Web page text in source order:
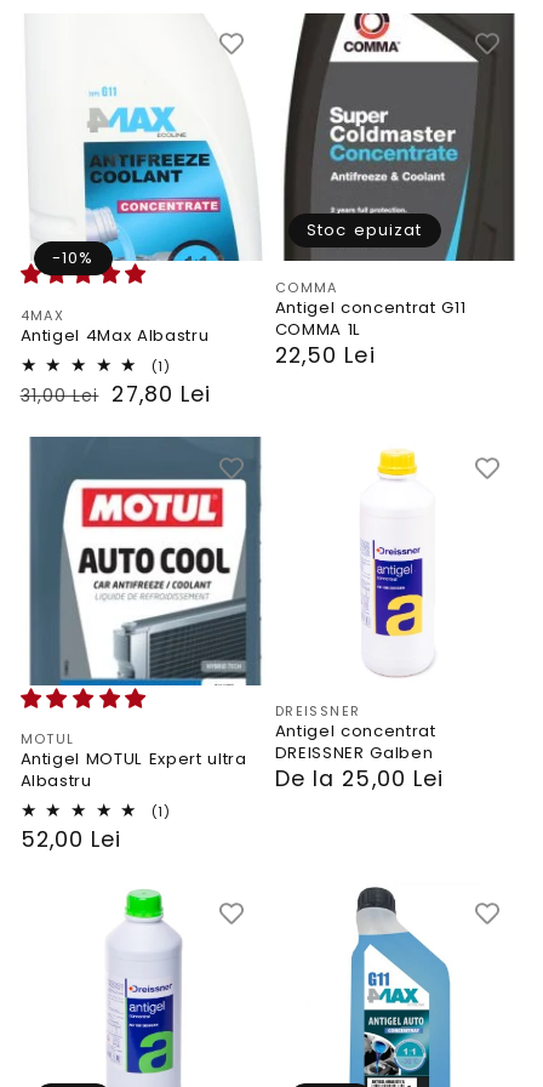
Vendor:
4MAX
Antigel 4Max Albastru
(1)
total
reviews
PRP
31,00 Lei
Preț 27,80 Lei
-10%
Vendor:
COMMA
Antigel concentrat G11
COMMA 1L
PRP
22,50 Lei
Stoc epuizat
Vendor:
MOTUL
Antigel MOTUL Expert ultra
Albastru
(1)
PRP
52,00 Lei
Vendor:
DREISSNER
Antigel concentrat
DREISSNER Galben
PRP
De la 25,00 Lei